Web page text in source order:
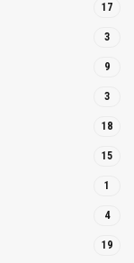
17
3
9
3
18
15
1
4
19